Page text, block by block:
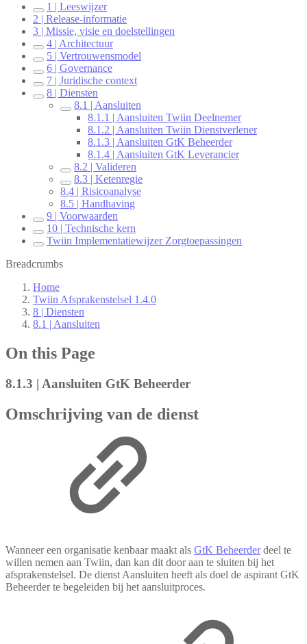
1 | Leeswijzer
2 | Release-informatie
3 | Missie, visie en doelstellingen
4 | Architectuur
5 | Vertrouwensmodel
6 | Governance
7 | Juridische context
8 | Diensten
8.1 | Aansluiten
8.1.1 | Aansluiten Twiin Deelnemer
8.1.2 | Aansluiten Twiin Dienstverlener
8.1.3 | Aansluiten GtK Beheerder
8.1.4 | Aansluiten GtK Leverancier
8.2 | Valideren
8.3 | Ketenregie
8.4 | Risicoanalyse
8.5 | Handhaving
9 | Voorwaarden
10 | Technische kern
Twiin Implementatiewijzer Zorgtoepassingen
Breadcrumbs
Home
Twiin Afsprakenstelsel 1.4.0
8 | Diensten
8.1 | Aansluiten
On this Page
8.1.3 | Aansluiten GtK Beheerder
Omschrijving van de dienst
Wanneer een organisatie kenbaar maakt als GtK Beheerderdeel te
willen nemen aan Twiin, dan kan dit door aan te sluiten bij het
afsprakenstelsel. De dienst Aansluiten heeft als doel de aspirant GtK
Beheerder te begeleiden bij het aansluitproces.